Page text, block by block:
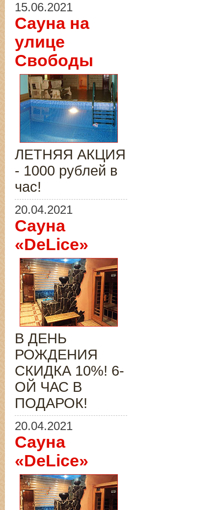
15.06.2021
Сауна на
улице
Свободы
ЛЕТНЯЯ АКЦИЯ
- 1000 рублей в
час!
20.04.2021
Сауна
«DeLice»
В ДЕНЬ
РОЖДЕНИЯ
СКИДКА 10%! 6-
ОЙ ЧАС В
ПОДАРОК!
20.04.2021
Сауна
«DeLice»